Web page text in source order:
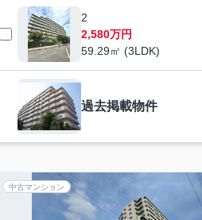
2
2,580万円
59.29㎡ (3LDK)
過去掲載物件
中古マンション